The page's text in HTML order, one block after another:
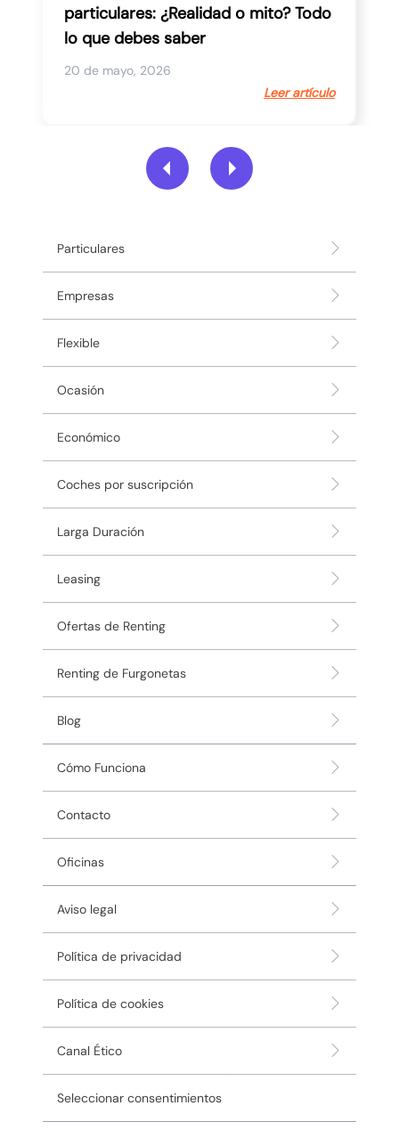
o mito? Todo
Polo
Particulares
Empresas
Flexible
Ocasión
Económico
Coches por suscripción
Larga Duración
Leasing
Ofertas de Renting
Renting de Furgonetas
Blog
Cómo Funciona
Contacto
Oficinas
Aviso legal
Política de privacidad
Política de cookies
Canal Ético
Seleccionar consentimientos